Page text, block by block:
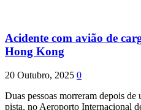
Acidente com avião de
Hong Kong
20 Outubro, 2025 0
Duas pessoas morreram depois
pista, no Aeroporto Internacional